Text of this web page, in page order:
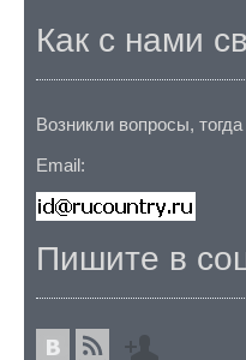
Как с нами
Возникли вопросы, тогда
Email:
Пишите в